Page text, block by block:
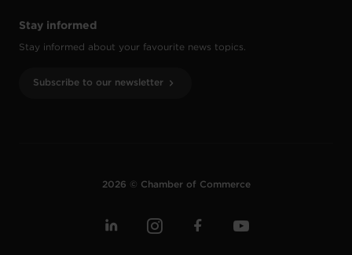
Stay informed
Stay informed about your favourite news topics.
Subscribe to our newsletter
2026 © Chamber of Commerce